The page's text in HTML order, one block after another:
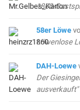
1860-
58er Löwe
Löwenlose
DAH-Loewe
Der
ausverkauft"